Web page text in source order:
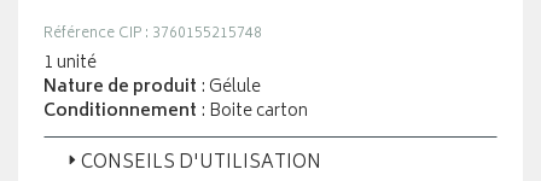
Référence CIP : 3760155215748
1 unité
Nature de produit : Gélule
Conditionnement : Boite carton
CONSEILS D'UTILISATION